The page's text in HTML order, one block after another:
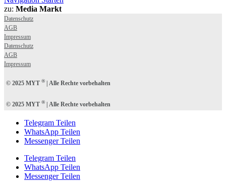
zu: Media Markt
Datenschutz
AGB
Impressum
Datenschutz
AGB
Impressum
© 2025 MYT ®| Alle Rechte vorbehalten
© 2025 MYT ®| Alle Rechte vorbehalten
Telegram Teilen
WhatsApp Teilen
Messenger Teilen
Telegram Teilen
WhatsApp Teilen
Messenger Teilen